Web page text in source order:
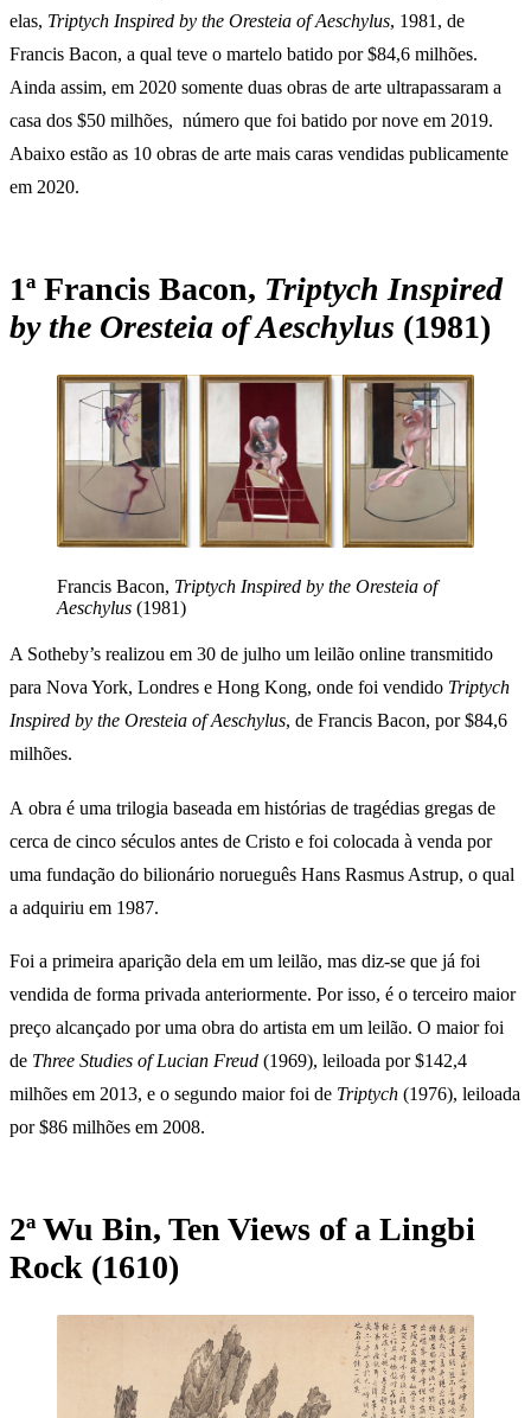
elas, Triptych Inspired by the Oresteia of Aeschylus, 1981, de
Francis Bacon, a qual teve o martelo batido por $84,6 milhões.
Ainda assim, em 2020 somente duas obras de arte ultrapassaram a
casa dos $50 milhões, número que foi batido por nove em 2019.
Abaixo estão as 10 obras de arte mais caras vendidas publicamente
em 2020.
1ª Francis Bacon, Triptych Inspired
by the Oresteia of Aeschylus (1981)
Francis Bacon, Triptych Inspired by the Oresteia of
Aeschylus (1981)
A Sotheby’s realizou em 30 de julho um leilão online transmitido
para Nova York, Londres e Hong Kong, onde foi vendido Triptych
Inspired by the Oresteia of Aeschylus, de Francis Bacon, por $84,6
milhões.
A obra é uma trilogia baseada em histórias de tragédias gregas de
cerca de cinco séculos antes de Cristo e foi colocada à venda por
uma fundação do bilionário norueguês Hans Rasmus Astrup, o qual
a adquiriu em 1987.
Foi a primeira aparição dela em um leilão, mas diz-se que já foi
vendida de forma privada anteriormente. Por isso, é o terceiro maior
preço alcançado por uma obra do artista em um leilão. O maior foi
de Three Studies of Lucian Freud (1969), leiloada por $142,4
milhões em 2013, e o segundo maior foi de Triptych (1976), leiloada
por $86 milhões em 2008.
2ª Wu Bin, Ten Views of a Lingbi
Rock (1610)